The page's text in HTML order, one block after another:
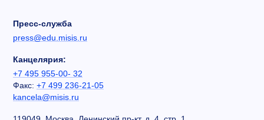
Пресс-служба
press@edu.misis.ru
Канцелярия:
+7 495 955-00- 32
Факс: +7 499 236-21-05
kancela@misis.ru